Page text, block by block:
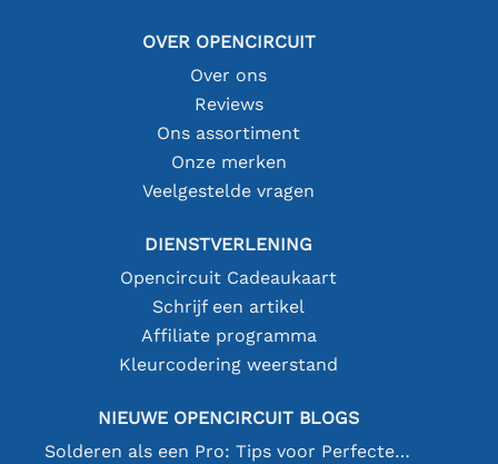
OVER OPENCIRCUIT
Over ons
Reviews
Ons assortiment
Onze merken
Veelgestelde vragen
DIENSTVERLENING
Opencircuit Cadeaukaart
Schrijf een artikel
Affiliate programma
Kleurcodering weerstand
NIEUWE OPENCIRCUIT BLOGS
Solderen als een Pro: Tips voor Perfecte Elektronische Verbindingen